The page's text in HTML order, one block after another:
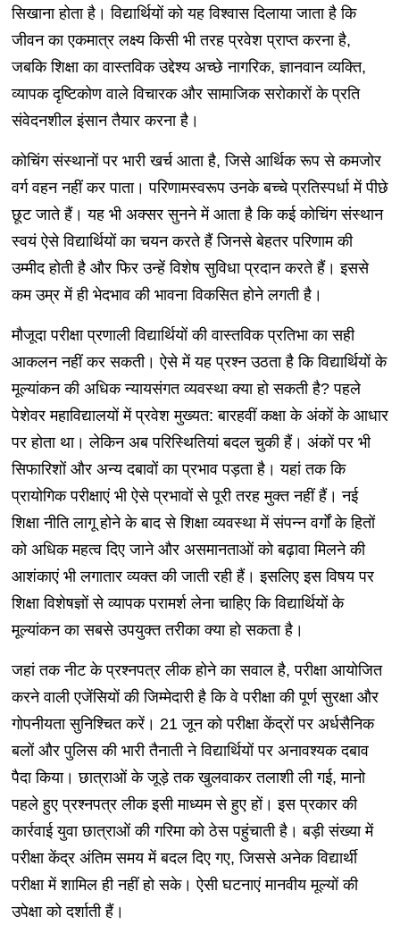
सिखाना होता है। विद्यार्थियों को यह विश्वास दिलाया जाता है कि
जीवन का एकमात्र लक्ष्य किसी भी तरह प्रवेश प्राप्त करना है,
जबकि शिक्षा का वास्तविक उद्देश्य अच्छे नागरिक, ज्ञानवान व्यक्ति,
व्यापक दृष्टिकोण वाले विचारक और सामाजिक सरोकारों के प्रति
संवेदनशील इंसान तैयार करना है।
कोचिंग संस्थानों पर भारी खर्च आता है, जिसे आर्थिक रूप से कमजोर
वर्ग वहन नहीं कर पाता। परिणामस्वरूप उनके बच्चे प्रतिस्पर्धा में पीछे
छूट जाते हैं। यह भी अक्सर सुनने में आता है कि कई कोचिंग संस्थान
स्वयं ऐसे विद्यार्थियों का चयन करते हैं जिनसे बेहतर परिणाम की
उम्मीद होती है और फिर उन्हें विशेष सुविधा प्रदान करते हैं। इससे
कम उम्र में ही भेदभाव की भावना विकसित होने लगती है।
मौजूदा परीक्षा प्रणाली विद्यार्थियों की वास्तविक प्रतिभा का सही
आकलन नहीं कर सकती। ऐसे में यह प्रश्न उठता है कि विद्यार्थियों के
मूल्यांकन की अधिक न्यायसंगत व्यवस्था क्या हो सकती है? पहले
पेशेवर महाविद्यालयों में प्रवेश मुख्यत: बारहवीं कक्षा के अंकों के आधार
पर होता था। लेकिन अब परिस्थितियां बदल चुकी हैं। अंकों पर भी
सिफारिशों और अन्य दबावों का प्रभाव पड़ता है। यहां तक कि
प्रायोगिक परीक्षाएं भी ऐसे प्रभावों से पूरी तरह मुक्त नहीं हैं। नई
शिक्षा नीति लागू होने के बाद से शिक्षा व्यवस्था में संपन्न वर्गों के हितों
को अधिक महत्व दिए जाने और असमानताओं को बढ़ावा मिलने की
आशंकाएं भी लगातार व्यक्त की जाती रही हैं। इसलिए इस विषय पर
शिक्षा विशेषज्ञों से व्यापक परामर्श लेना चाहिए कि विद्यार्थियों के
मूल्यांकन का सबसे उपयुक्त तरीका क्या हो सकता है।
जहां तक नीट के प्रश्नपत्र लीक होने का सवाल है, परीक्षा आयोजित
करने वाली एजेंसियों की जिम्मेदारी है कि वे परीक्षा की पूर्ण सुरक्षा और
गोपनीयता सुनिश्चित करें। 21 जून को परीक्षा केंद्रों पर अर्धसैनिक
बलों और पुलिस की भारी तैनाती ने विद्यार्थियों पर अनावश्यक दबाव
पैदा किया। छात्राओं के जूड़े तक खुलवाकर तलाशी ली गई, मानो
पहले हुए प्रश्नपत्र लीक इसी माध्यम से हुए हों। इस प्रकार की
कार्रवाई युवा छात्राओं की गरिमा को ठेस पहुंचाती है। बड़ी संख्या में
परीक्षा केंद्र अंतिम समय में बदल दिए गए, जिससे अनेक विद्यार्थी
परीक्षा में शामिल ही नहीं हो सके। ऐसी घटनाएं मानवीय मूल्यों की
उपेक्षा को दर्शाती हैं।